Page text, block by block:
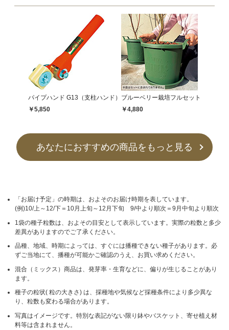
パイプハンド G13（支柱ハンド）
￥5,850
ブルーベリー栽培フルセット
￥4,880
あなたにおすすめの商品をもっと見る
「お届け予定」の時期は、およそのお届け時期を表しています。
(例)10/上～12/下＝10月上旬～12月下旬 9/中より順次＝9月中旬より順次
1袋の種子粒数は、およその目安として表示しています。実際の粒数と多少
差異がありますのでご了承ください。
品種、地域、時期によっては、すぐには播種できない種子があります。必
ずご当地にて、播種が可能かご確認のうえ、お買い求めください。
混合（ミックス）商品は、発芽率・生育などに、偏りが生じることがあり
ます。
種子の粒状( 粒の大きさ) は、採種地や気候など採種条件により多少異な
り、粒数も変わる場合があります。
写真はイメージです。特別な表記がない限り鉢やバスケット、寄せ植え材
料等は含まれません。